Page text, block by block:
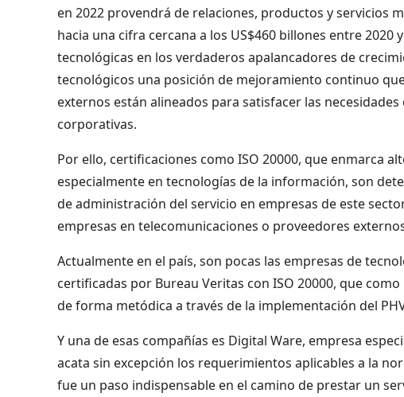
en 2022 provendrá de relaciones, productos y servicios
hacia una cifra cercana a los US$460 billones entre 2020
tecnológicas en los verdaderos apalancadores de
tecnológicos una posición de mejoramiento continuo
externos están alineados para satisfacer las
corporativas.
Por ello, certificaciones como ISO 20000, que enmarca
especialmente en tecnologías de la información, son
de administración del servicio en empresas de este
empresas en telecomunicaciones o proveedores
Actualmente en el país, son pocas las empresas de
certificadas por Bureau Veritas con ISO 20000, que
de forma metódica a través de la implementación del
Y una de esas compañías es Digital Ware, empresa
acata sin excepción los requerimientos aplicables a la
fue un paso indispensable en el camino de prestar un